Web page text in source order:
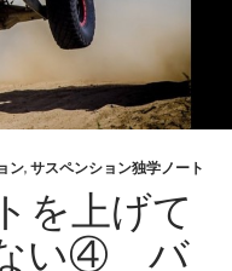
ン, サスペンション独学ノート
を上げて
ない④ バ